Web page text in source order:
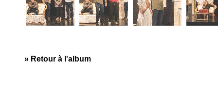
» Retour à l'album